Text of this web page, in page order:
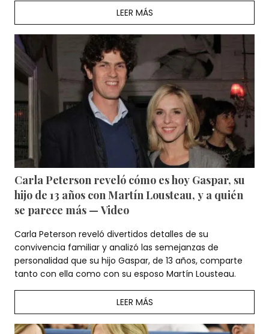
LEER MÁS
Carla Peterson reveló cómo es hoy Gaspar, su
hijo de 13 años con Martín Lousteau, y a quién
se parece más — Video
Carla Peterson reveló divertidos detalles de su
convivencia familiar y analizó las semejanzas de
personalidad que su hijo Gaspar, de 13 años, comparte
tanto con ella como con su esposo Martín Lousteau.
LEER MÁS